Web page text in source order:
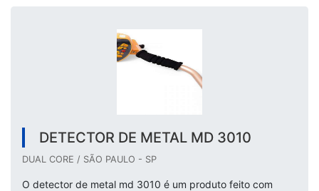
DETECTOR DE METAL MD 3010
DUAL CORE / SÃO PAULO - SP
O detector de metal md 3010 é um produto feito com